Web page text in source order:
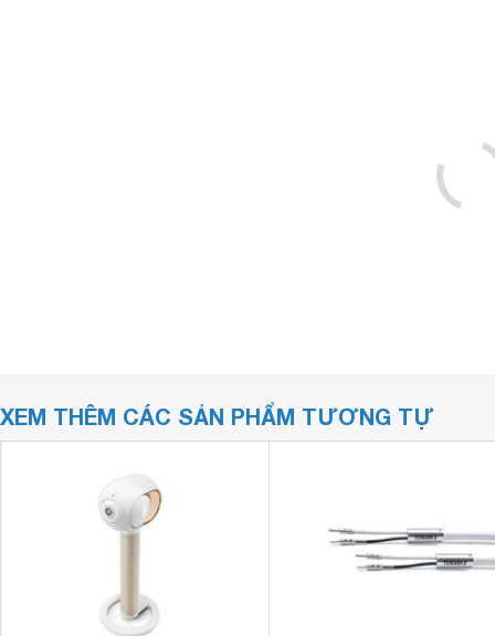
XEM THÊM CÁC SẢN PHẨM TƯƠNG TỰ